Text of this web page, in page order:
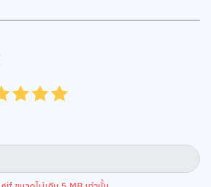
4.5
4.0
3.5
3.0
2.5
2.0
1.5